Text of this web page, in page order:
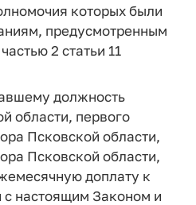
которых были
предусмотренным
2 статьи 11
должность
области, первого
Псковской области,
Псковской области,
доплату к
с настоящим Законом и